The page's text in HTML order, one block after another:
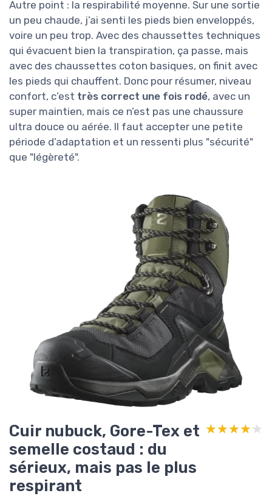
Autre point : la respirabilité moyenne. Sur une sortie
un peu chaude, j’ai senti les pieds bien enveloppés,
voire un peu trop. Avec des chaussettes techniques
qui évacuent bien la transpiration, ça passe, mais
avec des chaussettes coton basiques, on finit avec
les pieds qui chauffent. Donc pour résumer, niveau
confort, c’est très correct une fois rodé, avec un
super maintien, mais ce n’est pas une chaussure
ultra douce ou aérée. Il faut accepter une petite
période d’adaptation et un ressenti plus "sécurité"
que "légèreté".
Cuir nubuck, Gore-Tex et
semelle costaud : du
sérieux, mais pas le plus
respirant
★★★★★
★★★★★